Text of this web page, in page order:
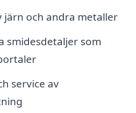
järn och andra metaller
smidesdetaljer som
service av